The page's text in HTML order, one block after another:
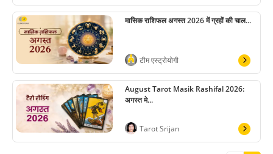
मासिक राशिफल अगस्त 2026 में ग्रहों की चाल...
टीम एस्ट्रोयोगी
August Tarot Masik Rashifal 2026:
अगस्त मे...
Tarot Srijan